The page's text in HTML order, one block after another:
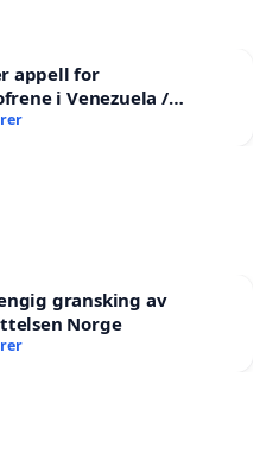
appell for
i Venezuela /
Appeal for the
gransking av
Norge